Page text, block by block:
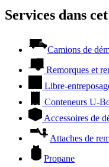
Services dans
Camions de
Remorques et
Libre-
Conteneurs U-
Accessoires de
Attaches de
Propane